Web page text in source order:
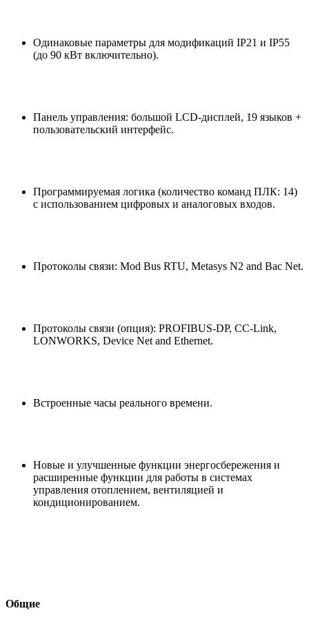
Одинаковые параметры для модификаций IP21 и IP55
(до 90 кВт включительно).
Панель управления: большой LCD-дисплей, 19 языков +
пользовательский интерфейс.
Программируемая логика (количество команд ПЛК: 14)
с использованием цифровых и аналоговых входов.
Протоколы связи: Mod Bus RTU, Metasys N2 and Bac Net.
Протоколы связи (опция): PROFIBUS-DP, CC-Link,
LONWORKS, Device Net and Ethernet.
Встроенные часы реального времени.
Новые и улучшенные функции энергосбережения и
расширенные функции для работы в системах
управления отоплением, вентиляцией и
кондиционированием.
Общие